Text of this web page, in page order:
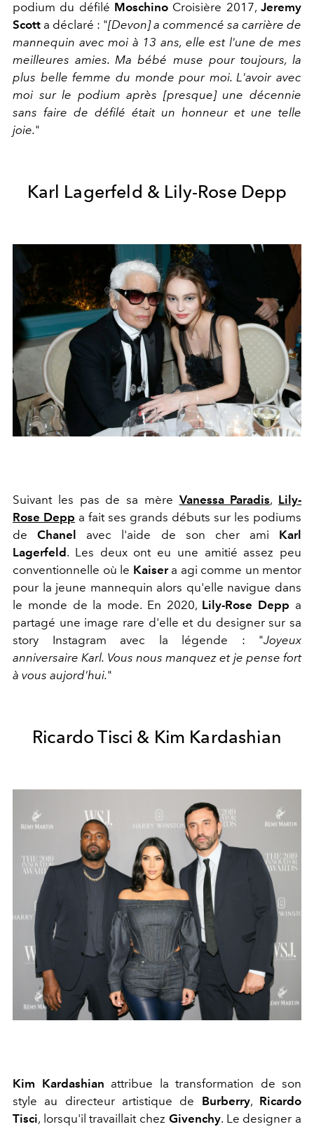
podium du défilé Moschino Croisière 2017, Jeremy
Scott a déclaré : "[Devon] a commencé sa carrière de
mannequin avec moi à 13 ans, elle est l'une de mes
meilleures amies. Ma bébé muse pour toujours, la
plus belle femme du monde pour moi. L'avoir avec
moi sur le podium après [presque] une décennie
sans faire de défilé était un honneur et une telle
joie."
Karl Lagerfeld & Lily-Rose Depp
Suivant les pas de sa mère Vanessa Paradis, Lily-
Rose Depp a fait ses grands débuts sur les podiums
deChanel avec l'aide de son cher ami Karl
Lagerfeld. Les deux ont eu une amitié assez peu
conventionnelle où le Kaisera agi comme un mentor
pour la jeune mannequin alors qu'elle navigue dans
le monde de la mode. En 2020, Lily-Rose Depp a
partagé une image rare d'elle et du designer sur sa
story Instagram avec la légende : "Joyeux
anniversaire Karl. Vous nous manquez et je pense fort
à vous aujord'hui."
Ricardo Tisci & Kim Kardashian
Kim Kardashian attribue la transformation de son
style au directeur artistique de Burberry, Ricardo
Tisci, lorsqu'il travaillait chez Givenchy. Le designer a